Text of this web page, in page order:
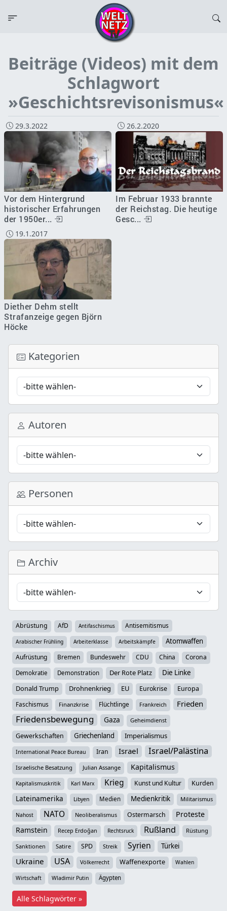
Beiträge (Videos) mit dem
Schlagwort
»Geschichtsrevisonismus«
29.3.2022
Vor dem Hintergrund
historischer Erfahrungen
der 1950er...
26.2.2020
Im Februar 1933 brannte
der Reichstag. Die heutige
Gesc...
19.1.2017
Diether Dehm stellt
Strafanzeige gegen Björn
Höcke
Kategorien
Autoren
Personen
Archiv
Abrüstung AfD Antifaschismus Antisemitismus
Arabischer Frühling Arbeiterklasse Arbeitskämpfe Atomwaffen
Aufrüstung Bremen Bundeswehr CDU China Corona
Demokratie Demonstration Der Rote Platz
Die Linke
Donald Trump
Drohnenkrieg EU Eurokrise Europa
Faschismus Finanzkrise Flüchtlinge Frankreich Frieden
Friedensbewegung Gaza Geheimdienst
Gewerkschaften Griechenland Imperialismus
International Peace Bureau Iran Israel Israel/Palästina
Israelische Besatzung Julian Assange Kapitalismus
Kapitalismuskritik Karl Marx Krieg Kunst und Kultur Kurden
Lateinamerika Libyen Medien Medienkritik Militarismus
Nahost NATO Neoliberalismus Ostermarsch
Proteste
Ramstein
Recep Erdoğan Rechtsruck Rußland Rüstung
Sanktionen Satire SPD Streik Syrien Türkei
Ukraine USA Völkerrecht Waffenexporte Wahlen
Wirtschaft Wladimir Putin Ägypten
Alle Schlagwörter »